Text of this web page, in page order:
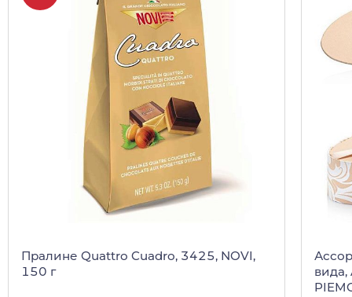
Пралине Quattro Cuadro, 3425, NOVI,
150 г
вида,